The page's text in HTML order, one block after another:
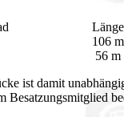
Länge
106 m
56 m
ist damit
Besatzungsmitglied